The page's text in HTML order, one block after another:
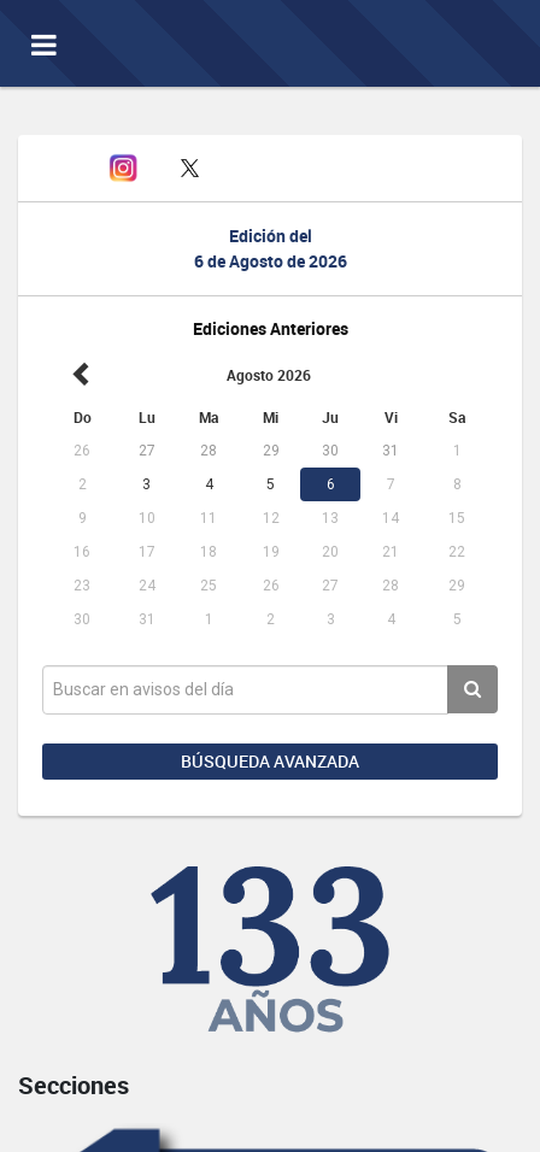
Toggle
navigation
Edición del
6 de Agosto de 2026
Ediciones Anteriores
Agosto 2026
Do Lu Ma Mi Ju Vi Sa
26 27 28 29 30 31
1
2
3 4 5 6 7
8
9
10 11 12 13 14
15
16
17 18 19 20 21
22
23
24 25 26 27 28
29
30
31 1 2 3 4 5
BÚSQUEDA AVANZADA
Secciones